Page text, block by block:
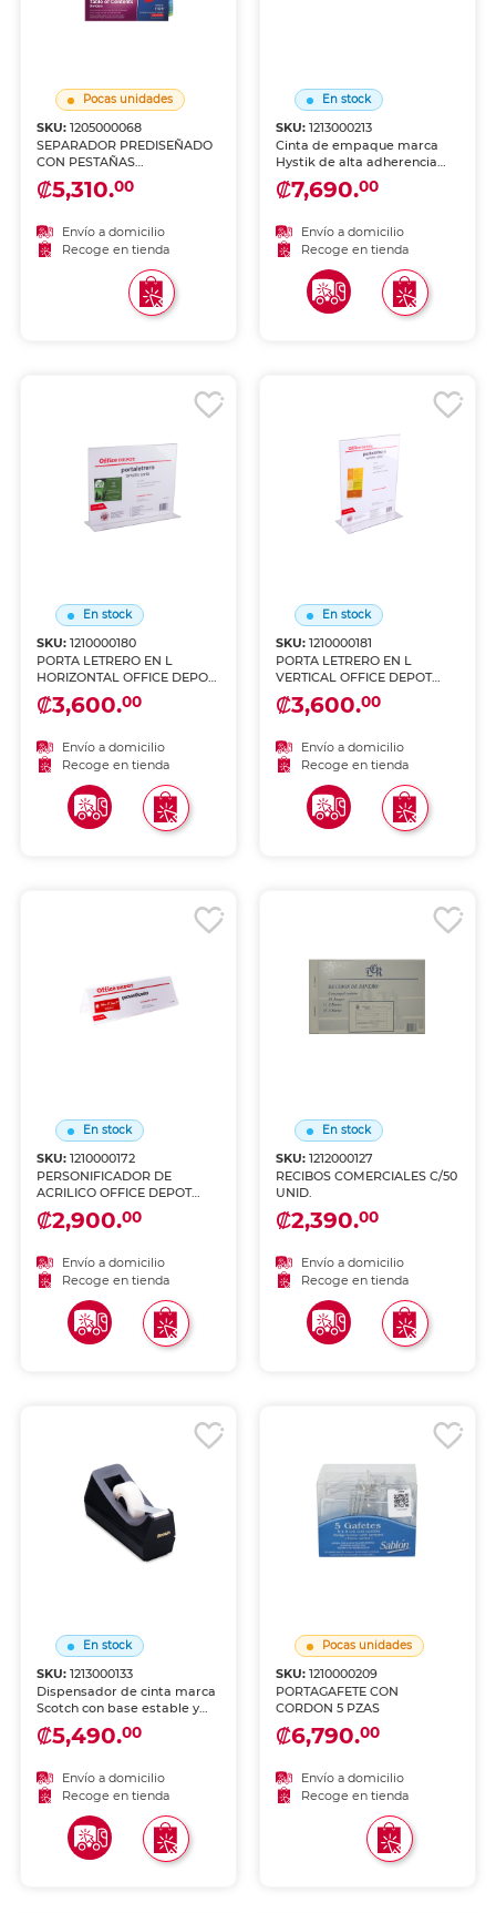
Pocas unidades
SKU:1205000068
SEPARADOR PREDISEÑADO
CON PESTAÑAS
MULTICOLOR 1-31
₡5,310.00
Envío a domicilio
Recoge en tienda
En stock
SKU: 1213000213
Cinta de empaque marca
Hystik de alta adherencia
para sellar cajas, paquetes y
envíos. Resistente al
mudanzas, e-commerce,
almacenes y uso industrial.
₡7,690.00
Envío a domicilio
Recoge en tienda
En stock
SKU:1210000180
PORTA LETRERO EN L
HORIZONTAL OFFICE DEPOT
8.5X11
₡3,600.00
Envío a domicilio
Recoge en tienda
En stock
SKU: 1210000181
PORTA LETRERO EN L
VERTICAL OFFICE DEPOT
8.5X11
₡3,600.00
Envío a domicilio
Recoge en tienda
En stock
SKU:1210000172
PERSONIFICADOR DE
ACRILICO OFFICE DEPOT
3.75X11
₡2,900.00
Envío a domicilio
Recoge en tienda
En stock
SKU: 1212000127
RECIBOS COMERCIALES C/50
UNID.
₡2,390.00
Envío a domicilio
Recoge en tienda
En stock
SKU:1213000133
Dispensador de cinta marca
Scotch con base estable y
corte limpio. Permite usar la
cinta con una sola mano,
oficina y zona de empaque.
₡5,490.00
Envío a domicilio
Recoge en tienda
Pocas unidades
SKU: 1210000209
PORTAGAFETE CON
CORDON 5 PZAS
₡6,790.00
Envío a domicilio
Recoge en tienda